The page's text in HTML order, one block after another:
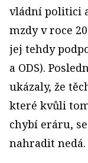
vládní politici
mzdy v roce
jej tehdy
a ODS).
ukázaly, že
které kvůli
chybí eráru,
nahradit nedá.